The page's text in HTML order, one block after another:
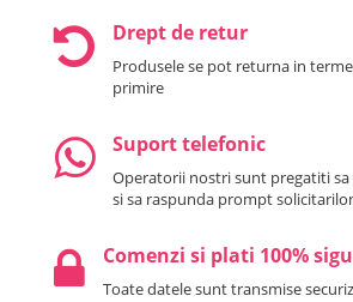
Drept de retur
Produsele se pot returna in
primire
Suport telefonic
Operatorii nostri sunt pregatiti sa
si sa raspunda prompt solicitarilor
Comenzi si plati 100%
Toate datele sunt transmise